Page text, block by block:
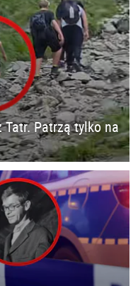
Tatr. Patrzą tylko na